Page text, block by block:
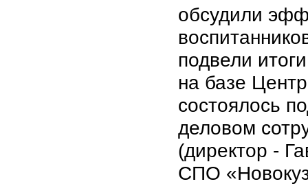
обсудили
подвели
на базе
состоялось
деловом
(директор -
СПО